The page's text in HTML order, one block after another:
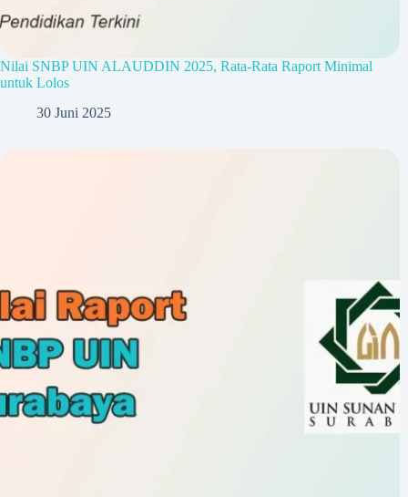
Nilai SNBP UIN ALAUDDIN 2025, Rata-Rata Raport Minimal
untuk Lolos
30 Juni 2025